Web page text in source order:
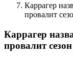
Каррагер
провалит
Каррагер
провалит